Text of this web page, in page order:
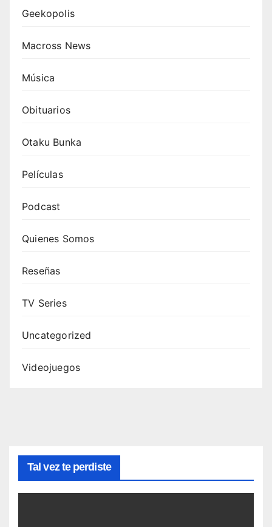
Geekopolis
Macross News
Música
Obituarios
Otaku Bunka
Películas
Podcast
Quienes Somos
Reseñas
TV Series
Uncategorized
Videojuegos
Tal vez te perdiste